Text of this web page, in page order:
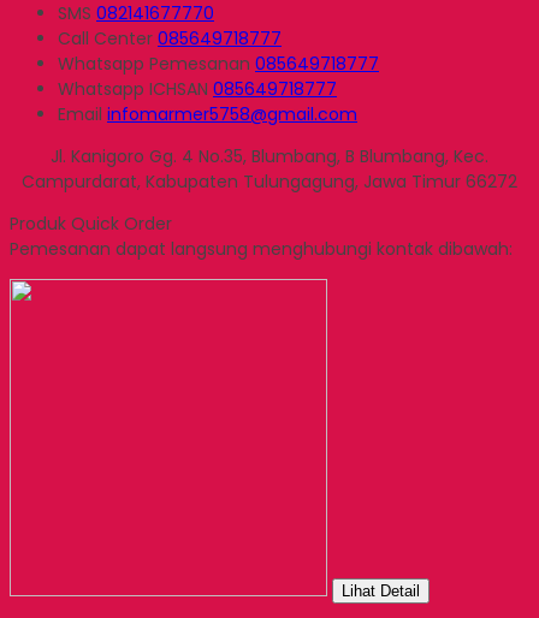
SMS 082141677770
Call Center 085649718777
Whatsapp Pemesanan 085649718777
Whatsapp ICHSAN 085649718777
Email infomarmer5758@gmail.com
Jl. Kanigoro Gg. 4 No.35, Blumbang, B Blumbang, Kec.
Campurdarat, Kabupaten Tulungagung, Jawa Timur 66272
Produk Quick Order
Pemesanan dapat langsung menghubungi kontak dibawah:
Lihat Detail